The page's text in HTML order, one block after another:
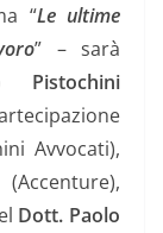
“Le ultime
” – sarà
Pistochini
Avvocati),
Dott. Paolo